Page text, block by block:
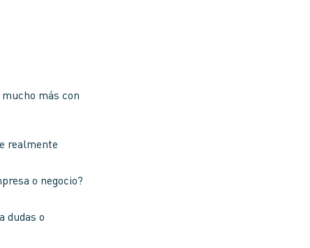
más con
realmente
o negocio?
dudas o